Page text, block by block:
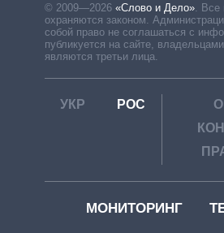
© 2009—2026 «Слово и Дело»
Все
охраняются законом.
собой право не соглашаться с
публикуется на сайте,
являются третьи лица.
УКР РОС
МОНИТОРИНГ